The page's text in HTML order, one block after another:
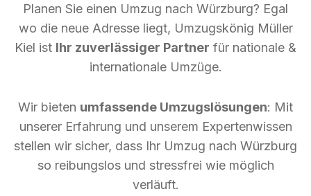
Planen Sie einen Umzug nach Würzburg? Egal
wo die neue Adresse liegt, Umzugskönig Müller
Kiel ist Ihr zuverlässiger Partner für nationale &
internationale Umzüge.
Wir bieten umfassende Umzugslösungen: Mit
unserer Erfahrung und unserem Expertenwissen
stellen wir sicher, dass Ihr Umzug nach Würzburg
so reibungslos und stressfrei wie möglich
verläuft.